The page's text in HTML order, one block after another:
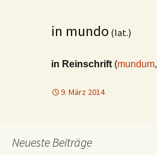
in mundo (lat.)
in Reinschrift (mundum,
9. März 2014
Neueste Beiträge